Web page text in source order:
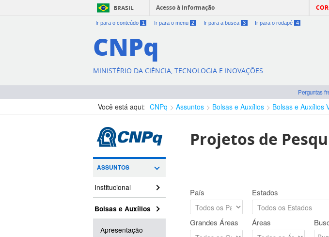
BRASIL Acesso à informação
Ir para o conteúdo 1 Ir para o menu 2 Ir para a busca 3 Ir para o rodapé 4
CNPq
MINISTÉRIO DA CIÊNCIA, TECNOLOGIA E INOVAÇÕES
Perguntas
Você está aqui: CNPq Assuntos Bolsas e Auxílios Bolsas e Auxílios
ASSUNTOS
Institucional
Bolsas e Auxílios
Apresentação
Projetos de
País Estados
Grandes Áreas Áreas